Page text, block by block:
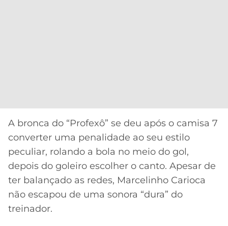
MG
CRUZEIRO
A bronca do “Profexô” se deu após o camisa 7
converter uma penalidade ao seu estilo
peculiar, rolando a bola no meio do gol,
depois do goleiro escolher o canto. Apesar de
ter balançado as redes, Marcelinho Carioca
não escapou de uma sonora “dura” do
treinador.